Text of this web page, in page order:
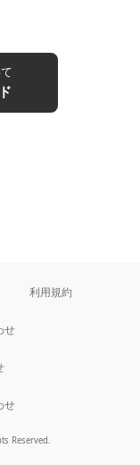
利用規約
せ
せ
Reserved.